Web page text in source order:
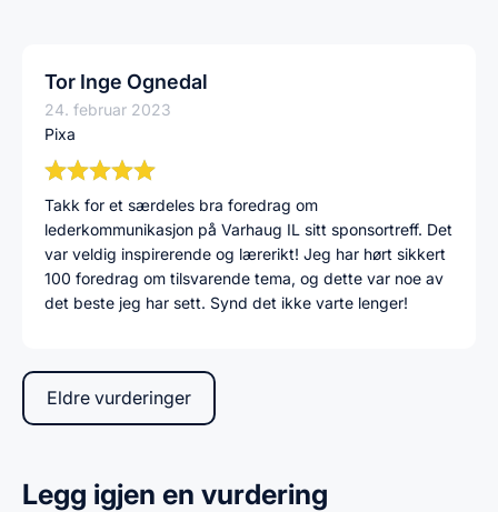
Tor Inge Ognedal
24. februar 2023
Pixa
Takk for et særdeles bra foredrag om
lederkommunikasjon på Varhaug IL sitt sponsortreff. Det
var veldig inspirerende og lærerikt! Jeg har hørt sikkert
100 foredrag om tilsvarende tema, og dette var noe av
det beste jeg har sett. Synd det ikke varte lenger!
Eldre vurderinger
Legg igjen en vurdering